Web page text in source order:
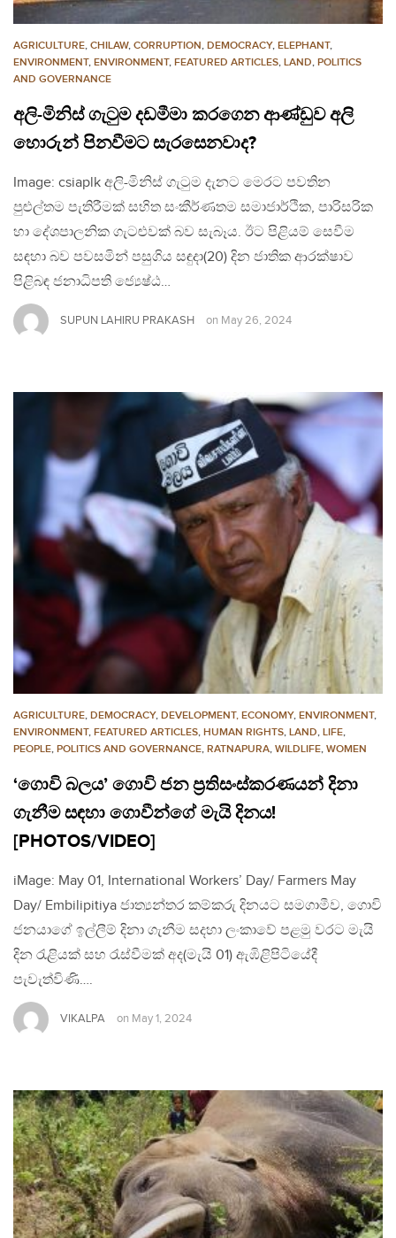
AGRICULTURE, CHILAW, CORRUPTION, DEMOCRACY, ELEPHANT,
ENVIRONMENT, ENVIRONMENT, FEATURED ARTICLES, LAND, POLITICS
AND GOVERNANCE
අලි-මිනිස් ගැටුම දඩමීමා කරගෙන ආණ්ඩුව අලි
හොරුන් පිනවීමට සැරසෙනවාද?
Image: csiaplk අලි-මිනිස් ගැටුම දැනට මෙරට පවතින
පුළුල්තම පැතිරීමක් සහිත සංකීර්ණතම සමාජාර්ථික, පාරිසරික
හා දේශපාලනික ගැටළුවක් බව සැබෑය. ඊට පිළියම් සෙවීම
සඳහා බව පවසමින් පසුගිය සඳුදා(20) දින ජාතික ආරක්ෂාව
පිළිබඳ ජනාධිපති ජ්‍යෙෂ්ඨ…
SUPUN LAHIRU PRAKASH on May 26, 2024
AGRICULTURE, DEMOCRACY, DEVELOPMENT, ECONOMY, ENVIRONMENT,
ENVIRONMENT, FEATURED ARTICLES, HUMAN RIGHTS, LAND, LIFE,
PEOPLE, POLITICS AND GOVERNANCE, RATNAPURA, WILDLIFE, WOMEN
‘ගොවි බලය’ ගොවි ජන ප්‍රතිසංස්කරණයන් දිනා
ගැනීම සඳහා ගොවීන්ගේ මැයි දිනය!
[PHOTOS/VIDEO]
iMage: May 01, International Workers’ Day/ Farmers May
Day/ Embilipitiya ජාත්‍යන්තර කම්කරු දිනයට සමගාමීව, ගොවි
ජනයාගේ ඉල්ලීම් දිනා ගැනීම සදහා ලංකාවේ පළමු වරට මැයි
දින රැළියක් සහ රැස්වීමක් අද(මැයි 01) ඇඹිළිපිටියේදී
පැවැත්විණි….
VIKALPA on May 1, 2024